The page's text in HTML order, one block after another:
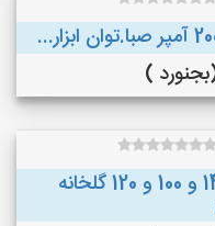
جت فن هواکش هوا کش 140 و 100 و 120 گلخانه